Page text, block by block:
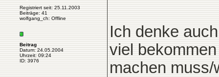
Registriert seit: 25.11.2003
Beiträge: 41
wolfgang_ch: Offline
Beitrag
Datum: 24.05.2004
Uhrzeit: 09:24
ID: 3976
Ich denke
viel
machen muss/